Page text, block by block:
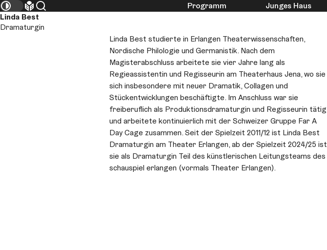
Kontrastmodus umschalten
Leichte Sprache
Suche
Programm Junges Haus
Künstlerische Leitung
Linda Best
Dramaturgin
Linda Best studierte in Erlangen Theaterwissenschaften,
Nordische Philologie und Germanistik. Nach dem
Magisterabschluss arbeitete sie vier Jahre lang als
Regieassistentin und Regisseurin am Theaterhaus Jena, wo sie
sich insbesondere mit neuer Dramatik, Collagen und
Stückentwicklungen beschäftigte. Im Anschluss war sie
freiberuflich als Produktionsdramaturgin und Regisseurin tätig
und arbeitete kontinuierlich mit der Schweizer Gruppe Far A
Day Cage zusammen. Seit der Spielzeit 2011/12 ist Linda Best
Dramaturgin am Theater Erlangen, ab der Spielzeit 2024/25 ist
sie als Dramaturgin Teil des künstlerischen Leitungsteams des
schauspiel erlangen (vormals Theater Erlangen).